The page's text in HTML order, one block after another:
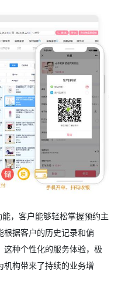
，客户能够轻松掌握预约主
据客户的历史记录和偏
种个性化的服务体验，极
构带来了持续的业务增